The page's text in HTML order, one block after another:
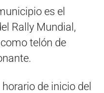
es el
Rally Mundial,
telón de
de inicio del